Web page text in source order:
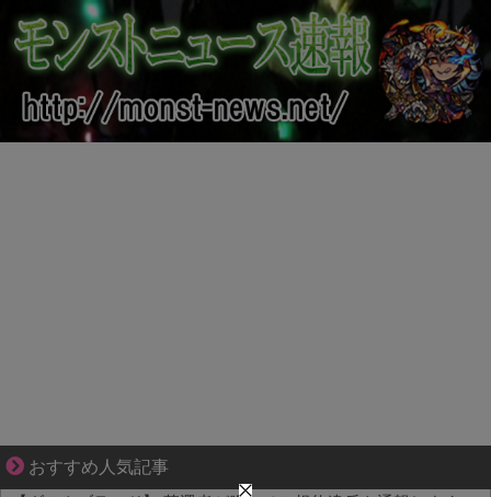
おすすめ人気記事
夫婦なのに、心が一番遠かった日々